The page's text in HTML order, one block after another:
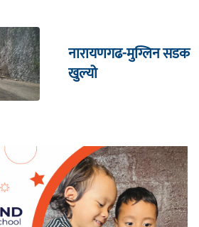
नारायणगढ-मुग्लिन सडक
खुल्यो